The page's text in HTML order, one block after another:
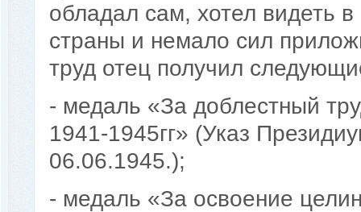
обладал сам, хотел видеть
страны и немало сил
труд отец получил
- медаль «За доблестный
1941-1945гг» (Указ
06.06.1945.);
- медаль «За освоение